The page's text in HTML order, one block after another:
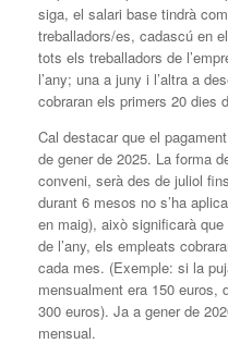
siga, el salari base tindrà
treballadors/es, cadascú en
tots els treballadors de
l’any; una a juny i l’altra a
cobraran els primers 20 dies
Cal destacar que el
de gener de 2025. La forma
conveni, serà des de juliol
durant 6 mesos no s’ha
en maig), això significarà
de l’any, els empleats
cada mes. (Exemple: si la
mensualment era 150 euros,
300 euros). Ja a gener de
mensual.